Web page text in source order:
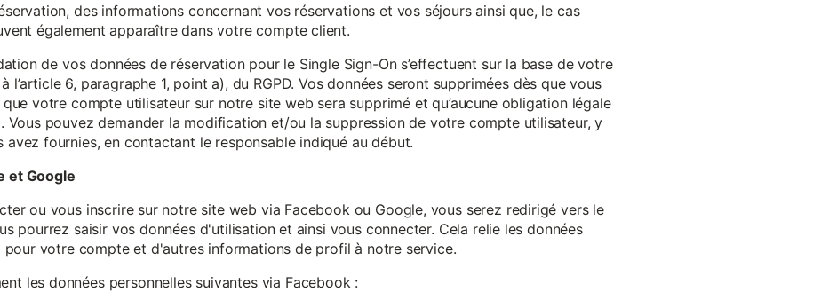
des informations concernant vos réservations et vos séjours ainsi que, le cas
également apparaître dans votre compte client.
de vos données de réservation pour le Single Sign-On s’effectuent sur la base de votre
l’article 6, paragraphe 1, point a), du RGPD. Vos données seront supprimées dès que vous
votre compte utilisateur sur notre site web sera supprimé et qu’aucune obligation légale
Vous pouvez demander la modification et/ou la suppression de votre compte utilisateur, y
avez fournies, en contactant le responsable indiqué au début.
et Google
ou vous inscrire sur notre site web via Facebook ou Google, vous serez redirigé vers le
pourrez saisir vos données d'utilisation et ainsi vous connecter. Cela relie les données
pour votre compte et d'autres informations de profil à notre service.
les données personnelles suivantes via Facebook :